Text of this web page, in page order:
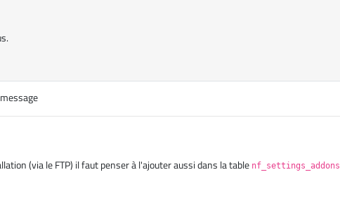
(via le FTP) il faut penser à l'ajouter aussi dans la table nf_settings_addons